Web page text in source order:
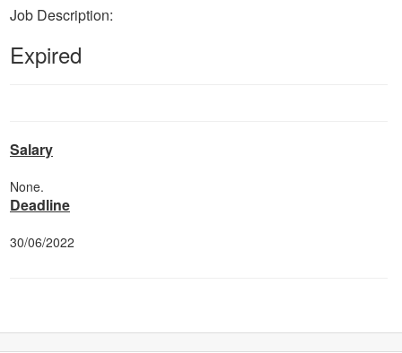
Job Description:
Expired
Salary
None.
Deadline
30/06/2022